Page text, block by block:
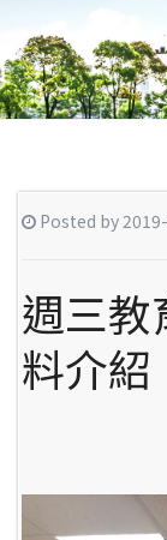
Posted by
週三教
料介紹